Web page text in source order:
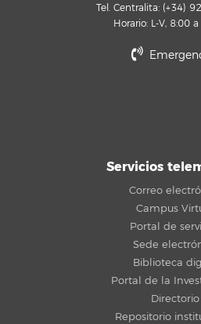
Tel. Centralita: (+34)
Horario: L-V, 8:00
Servicios
Correo
Campus
Portal de
Sede
Biblioteca
Portal de la
Directorio
Repositorio